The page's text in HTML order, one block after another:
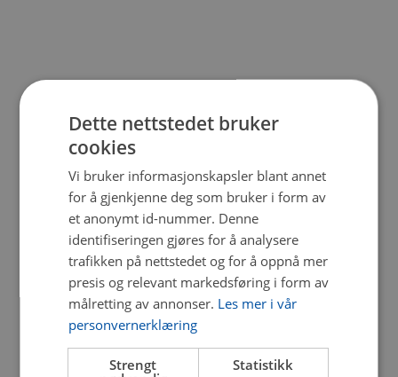
Dette nettstedet bruker
cookies
Vi bruker informasjonskapsler blant annet
for å gjenkjenne deg som bruker i form av
et anonymt id-nummer. Denne
identifiseringen gjøres for å analysere
trafikken på nettstedet og for å oppnå mer
presis og relevant markedsføring i form av
målretting av annonser. Les mer i vår
personvernerklæring
Strengt
Statistikk